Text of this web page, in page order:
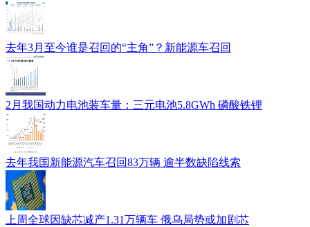
去年3月至今谁是召回的“主角”？新能源车召回
2月我国动力电池装车量：三元电池5.8GWh 磷酸铁锂
去年我国新能源汽车召回83万辆 逾半数缺陷线索
上周全球因缺芯减产1.31万辆车 俄乌局势或加剧芯